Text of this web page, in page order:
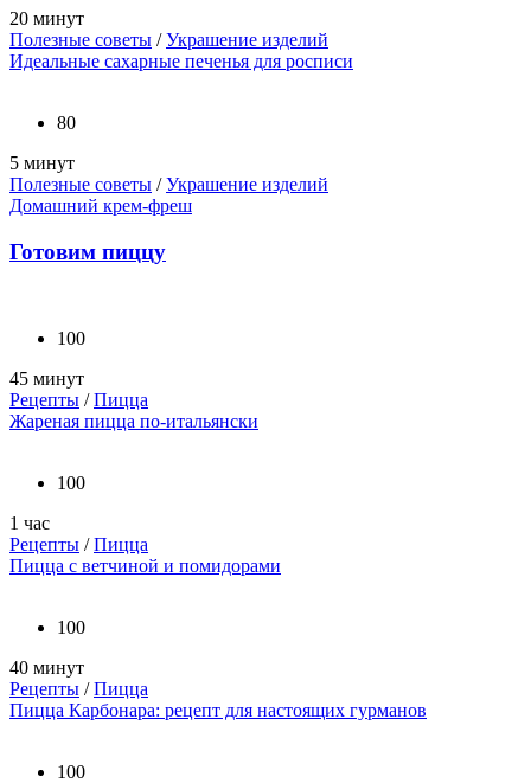
20 минут
Полезные советы /Украшение изделий
Идеальные сахарные печенья для росписи
80
5 минут
Полезные советы /Украшение изделий
Домашний крем-фреш
Готовим пиццу
100
45 минут
Рецепты /Пицца
Жареная пицца по-итальянски
100
1 час
Рецепты /Пицца
Пицца с ветчиной и помидорами
100
40 минут
Рецепты /Пицца
Пицца Карбонара: рецепт для настоящих гурманов
100